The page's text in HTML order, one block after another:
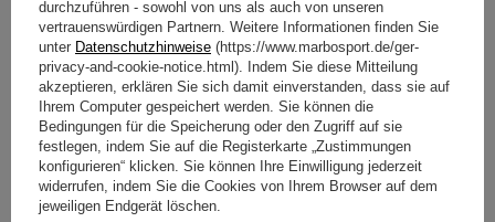
Konzentriere dich auf die Bewegung und das Stehen
Nutze YouTube-Videos oder frage einen Trainer für Varianten
Dieses Training stärkt Muskeln und Koordination - ganz einfach von
zuhause aus
Standwaage („Schwalbe“) - für
Fortgeschrittene
durchzuführen - sowohl von uns als auch von unseren
vertrauenswürdigen Partnern. Weitere Informationen finden Sie
unter Datenschutzhinweise (https://www.marbosport.de/ger-
privacy-and-cookie-notice.html). Indem Sie diese Mitteilung
akzeptieren, erklären Sie sich damit einverstanden, dass sie auf
Ihrem Computer gespeichert werden. Sie können die
Bedingungen für die Speicherung oder den Zugriff auf sie
festlegen, indem Sie auf die Registerkarte „Zustimmungen
konfigurieren“ klicken. Sie können Ihre Einwilligung jederzeit
widerrufen, indem Sie die Cookies von Ihrem Browser auf dem
jeweiligen Endgerät löschen.